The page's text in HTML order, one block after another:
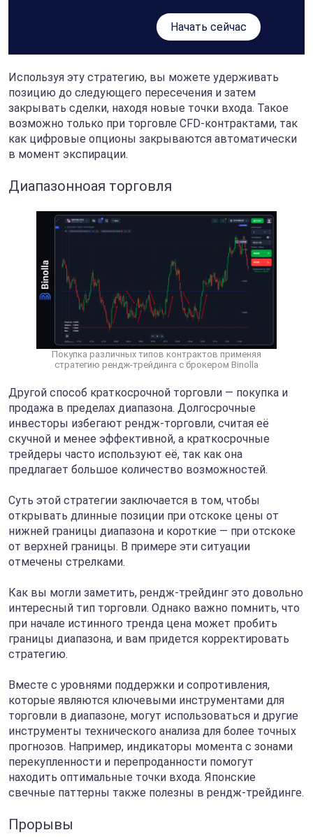
Начать сейчас
Используя эту стратегию, вы можете удерживать
позицию до следующего пересечения и затем
закрывать сделки, находя новые точки входа. Такое
возможно только при торговле CFD-контрактами, так
как цифровые опционы закрываются автоматически
в момент экспирации.
Диапазонноая торговля
Покупка различных типов контрактов применяя
стратегию рендж-трейдинга с брокером Binolla
Другой способ краткосрочной торговли — покупка и
продажа в пределах диапазона. Долгосрочные
инвесторы избегают рендж-торговли, считая её
скучной и менее эффективной, а краткосрочные
трейдеры часто используют её, так как она
предлагает большое количество возможностей.
Суть этой стратегии заключается в том, чтобы
открывать длинные позиции при отскоке цены от
нижней границы диапазона и короткие — при отскоке
от верхней границы. В примере эти ситуации
отмечены стрелками.
Как вы могли заметить, рендж-трейдинг это довольно
интересный тип торговли. Однако важно помнить, что
при начале истинного тренда цена может пробить
границы диапазона, и вам придется корректировать
стратегию.
Вместе с уровнями поддержки и сопротивления,
которые являются ключевыми инструментами для
торговли в диапазоне, могут использоваться и другие
инструменты технического анализа для более точных
прогнозов. Например, индикаторы момента с зонами
перекупленности и перепроданности помогут
находить оптимальные точки входа. Японские
свечные паттерны также полезны в рендж-трейдинге.
Прорывы